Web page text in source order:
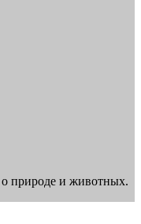
о природе и животных.